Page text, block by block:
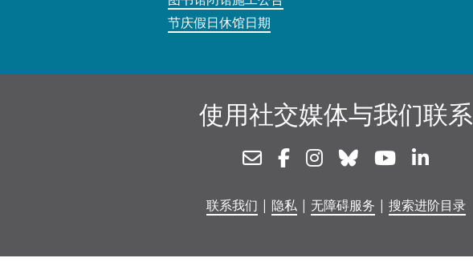
节庆假日休馆日期
使用社交媒体与我们联系
NewsletterFacebookInstagram
Bluesky Youtube
联系我们 | 隐私| 无障碍服务 | 搜索进阶目录